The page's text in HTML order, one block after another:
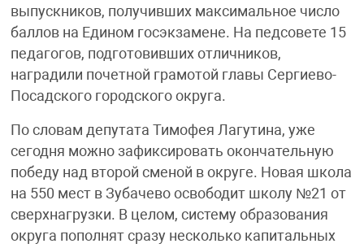
выпускников, получивших максимальное число
баллов на Едином госэкзамене. На педсовете 15
педагогов, подготовивших отличников,
наградили почетной грамотой главы Сергиево-
Посадского городского округа.
По словам депутата Тимофея Лагутина, уже
сегодня можно зафиксировать окончательную
победу над второй сменой в округе. Новая школа
на 550 мест в Зубачево освободит школу №21 от
сверхнагрузки. В целом, систему образования
округа пополнят сразу несколько капитальных